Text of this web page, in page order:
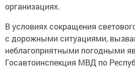
организациях.
В условиях сокращения
с дорожными ситуациями,
неблагоприятными погодными
Госавтоинспекция МВД по